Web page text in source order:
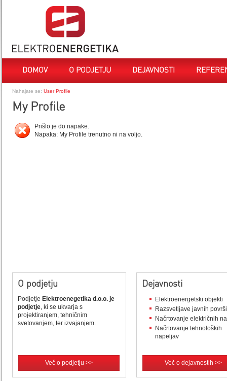
DOMOV O PODJETJU DEJAVNOSTI
Nahajate se: User Profile
My Profile
Prišlo je do napake.
Napaka: My Profile trenutno ni na voljo.
O podjetju
Podjetje Elektroenegetika d.o.o. je
podjetje, ki se ukvarja s
projektiranjem, tehničnim
svetovanjem, ter izvajanjem.
Več o podjetju >>
Dejavnosti
Elektroenergetski objekti
Razsvetljave javnih
Načrtovanje električnih
Načrtovanje tehnoloških
napeljav
Več o dejavnostih >>